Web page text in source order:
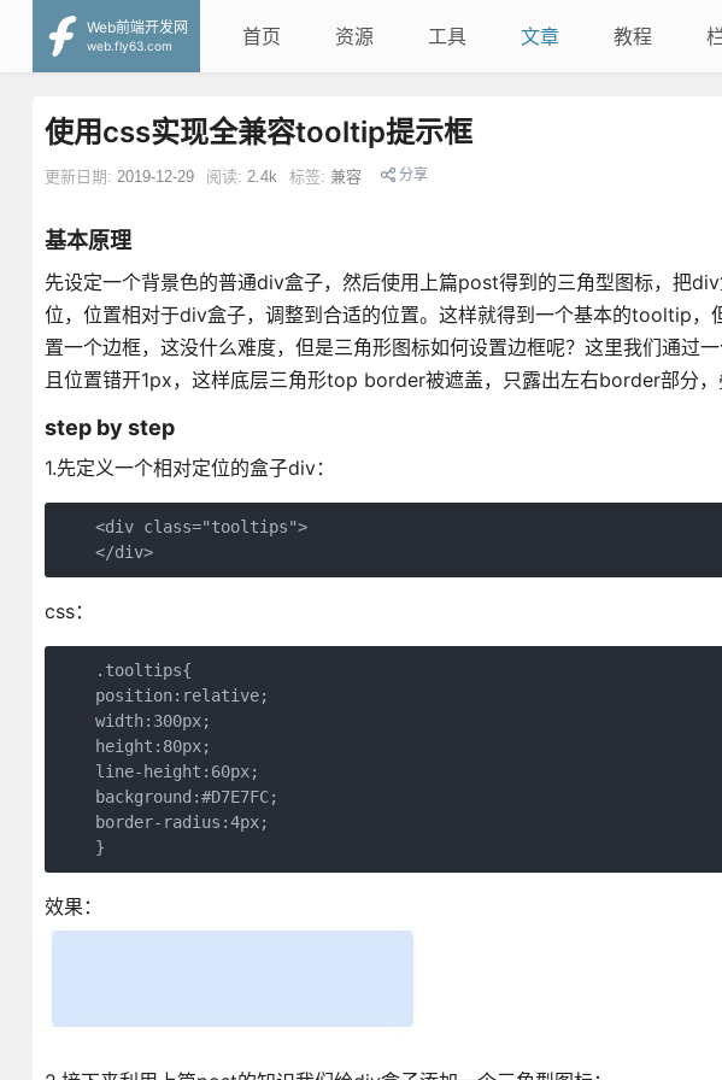
Web前端开发网
web.fly63.com
首页 资源 工具 文章 教程
使用css实现全兼容tooltip提示框
更新日期: 2019-12-29 阅读: 2.4k 标签: 兼容 分享
基本原理
先设定一个背景色的普通div盒子，然后使用上篇post得到的三角型图标，把
位，位置相对于div盒子，调整到合适的位置。这样就得到一个基本的tooltip
置一个边框，这没什么难度，但是三角形图标如何设置边框呢？这里我们通过
且位置错开1px，这样底层三角形top border被遮盖，只露出左右border部分，
step by step
1.先定义一个相对定位的盒子div：
    <div class="tooltips">
    </div>
css：
    .tooltips{
    position:relative;
    width:300px;
    height:80px;
    line-height:60px;
    background:#D7E7FC;
    border-radius:4px;
效果：